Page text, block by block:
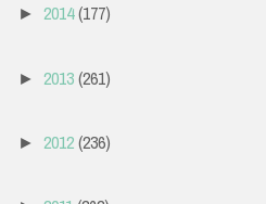
► 2014(177)
► 2013(261)
► 2012(236)